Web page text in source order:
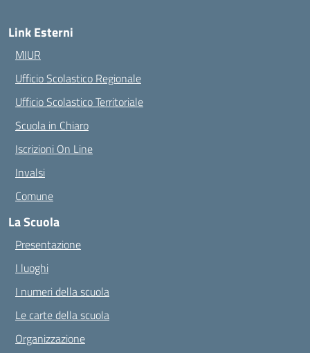
Link Esterni
MIUR
Ufficio Scolastico Regionale
Ufficio Scolastico Territoriale
Scuola in Chiaro
Iscrizioni On Line
Invalsi
Comune
La Scuola
Presentazione
I luoghi
I numeri della scuola
Le carte della scuola
Organizzazione